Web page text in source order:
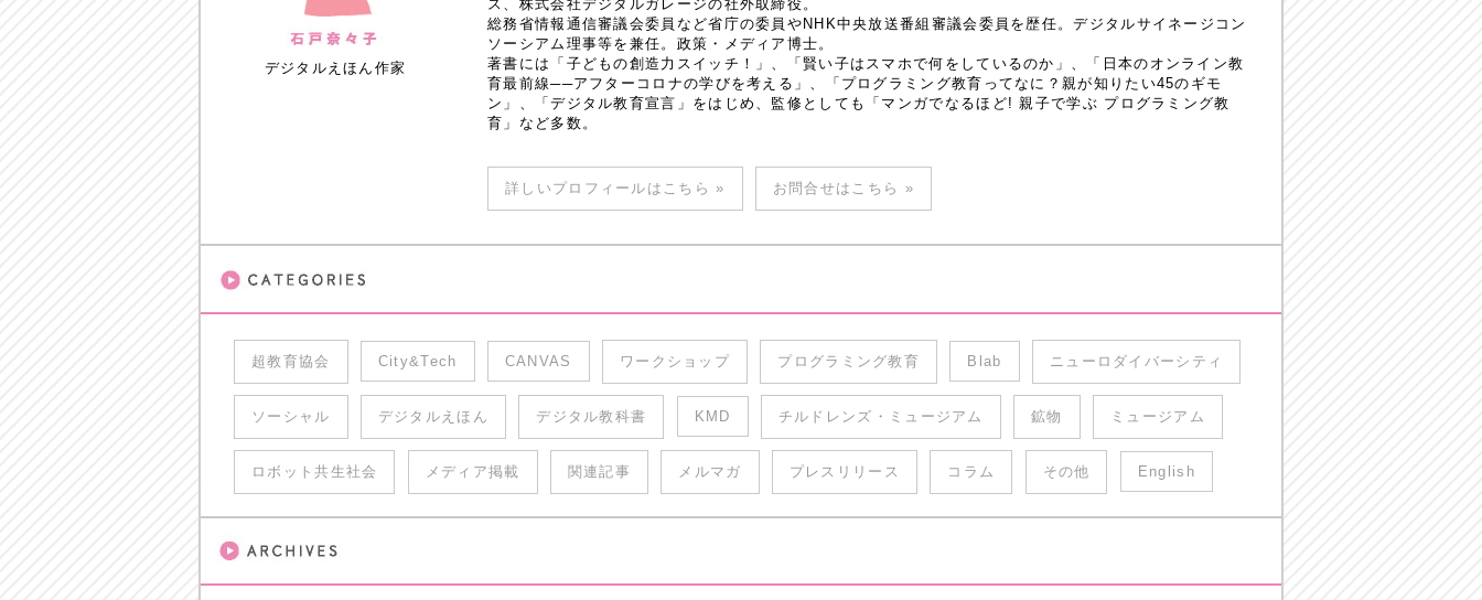
デジタルえほん作家
ス、株式会社デジタルガレージの社外取締役。
総務省情報通信審議会委員など省庁の委員やNHK中央放送番組審議会委員を歴任。デジタルサイネージコン
ソーシアム理事等を兼任。政策・メディア博士。
著書には「子どもの創造力スイッチ！」、「賢い子はスマホで何をしているのか」、「日本のオンライン教
育最前線──アフターコロナの学びを考える」、「プログラミング教育ってなに？親が知りたい45のギモ
ン」、「デジタル教育宣言」をはじめ、監修としても「マンガでなるほど! 親子で学ぶ プログラミング教
育」など多数。
詳しいプロフィールはこちら » お問合せはこちら »
超教育協会 City&Tech CANVAS ワークショップ プログラミング教育 Blab ニューロダイバーシティ
ソーシャル デジタルえほん デジタル教科書 KMD チルドレンズ・ミュージアム 鉱物 ミュージアム
ロボット共生社会 メディア掲載 関連記事 メルマガ プレスリリース コラム その他 English